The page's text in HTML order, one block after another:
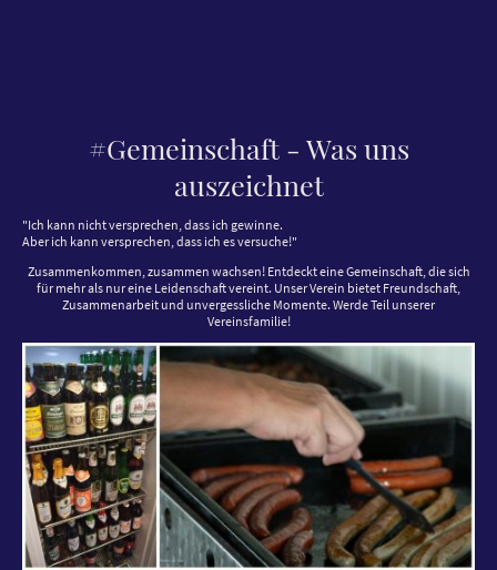
#Gemeinschaft - Was uns
auszeichnet
"Ich kann nicht versprechen, dass ich gewinne.
Aber ich kann versprechen, dass ich es versuche!"
Zusammenkommen, zusammen wachsen! Entdeckt eine Gemeinschaft, die sich
für mehr als nur eine Leidenschaft vereint. Unser Verein bietet Freundschaft,
Zusammenarbeit und unvergessliche Momente. Werde Teil unserer
Vereinsfamilie!